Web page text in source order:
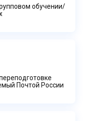
обучении/
Почтой России